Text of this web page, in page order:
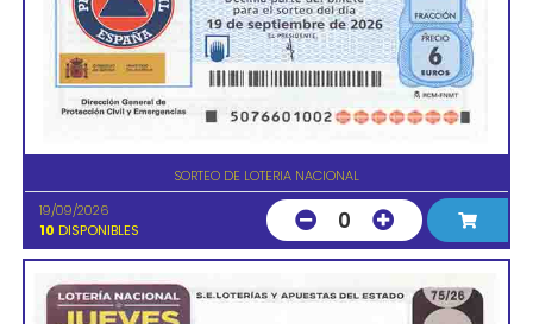
SORTEO DE LOTERIA NACIONAL
19/09/2026
10 DISPONIBLES 0